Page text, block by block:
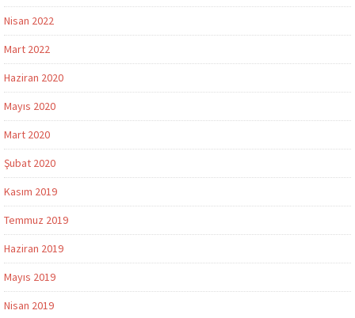
Nisan 2022
Mart 2022
Haziran 2020
Mayıs 2020
Mart 2020
Şubat 2020
Kasım 2019
Temmuz 2019
Haziran 2019
Mayıs 2019
Nisan 2019